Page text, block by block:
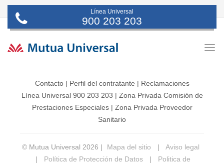
Línea Universal
900 203 203
Contacto| Perfil del contratante | Reclamaciones
Línea Universal 900 203 203 | Zona Privada Comisión de
Prestaciones Especiales| Zona Privada Proveedor
Sanitario
© Mutua Universal 2026 | Mapa del sitio |
Aviso legal
|
Política de Protección de Datos |
Politica de